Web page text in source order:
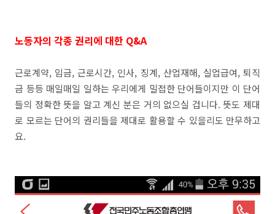
노동자의 각종 권리에 대한 Q&A
근로계약, 임금, 근로시간, 인사, 징계, 산업재해, 실업급여, 퇴직
금 등등 매일매일 일하는 우리에게 밀접한 단어들이지만 이 단어
들의 정확한 뜻을 알고 계신 분은 거의 없으실 겁니다. 뜻도 제대
로 모르는 단어의 권리들을 제대로 활용할 수 있을리도 만무하고
요.